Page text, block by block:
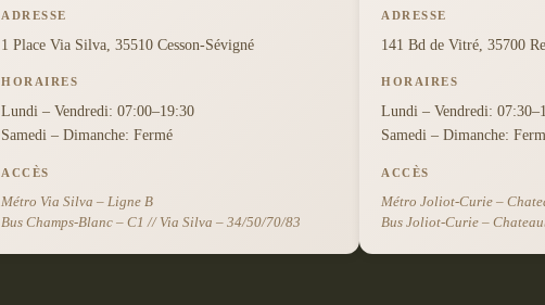
ADRESSE
1 Place Via Silva, 35510 Cesson-Sévigné
HORAIRES
Lundi – Vendredi: 07:00–19:30
Samedi – Dimanche: Fermé
ACCÈS
Métro Via Silva – Ligne B
Bus Champs-Blanc – C1 // Via Silva – 34/50/70/83
ADRESSE
141 Bd de Vitré, 35700
HORAIRES
Lundi – Vendredi:
Samedi – Dimanche:
ACCÈS
Métro Joliot-Curie –
Bus Joliot-Curie –